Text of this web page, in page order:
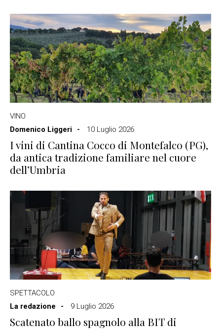
VINO
Domenico Liggeri
10 Luglio 2026
I vini di Cantina Cocco di Montefalco (PG),
da antica tradizione familiare nel cuore
dell’Umbria
SPETTACOLO
La redazione
9 Luglio 2026
Scatenato ballo spagnolo alla BIT di